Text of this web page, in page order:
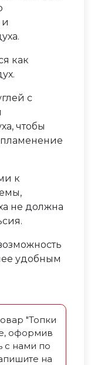
как
с
чтобы
к
не должна
удобным
"Топки
оформив
с нами по
на